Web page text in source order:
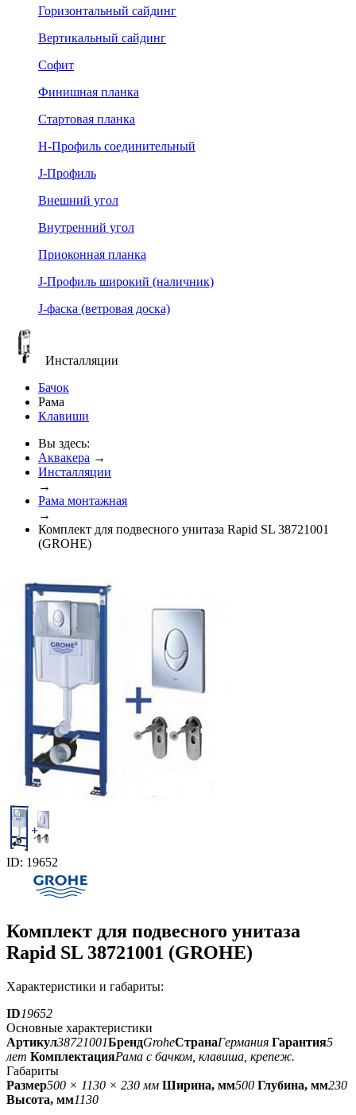
Горизонтальный сайдинг
Вертикальный сайдинг
Софит
Финишная планка
Стартовая планка
Н-Профиль соединительный
J-Профиль
Внешний угол
Внутренний угол
Приоконная планка
J-Профиль широкий (наличник)
J-фаска (ветровая доска)
Инсталляции
Бачок
Рама
Клавиши
Вы здесь:
Аквакера →
Инсталляции
→
Рама монтажная
→
Комплект для подвесного унитаза Rapid SL 38721001
(GROHE)
ID: 19652
Комплект для подвесного унитаза
Rapid SL 38721001 (GROHE)
Характеристики и габариты:
ID19652
Основные характеристики
Артикул38721001БрендGroheСтранаГермания Гарантия5
лет КомплектацияРама с бачком, клавиша, крепеж.
Габариты
Размер500 × 1130 × 230 мм Ширина, мм500 Глубина, мм230
Высота, мм1130